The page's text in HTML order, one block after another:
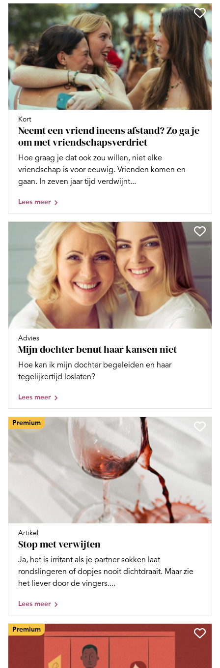
Kort
Neemt een vriend ineens afstand? Zo ga je
om met vriendschapsverdriet
Hoe graag je dat ook zou willen, niet elke
vriendschap is voor eeuwig. Vrienden komen en
gaan. In zeven jaar tijd verdwijnt...
Lees meer
Advies
Mijn dochter benut haar kansen niet
Hoe kan ik mijn dochter begeleiden en haar
tegelijkertijd loslaten?
Lees meer
Premium
Artikel
Stop met verwijten
Ja, het is irritant als je partner sokken laat
rondslingeren of dopjes nooit dichtdraait. Maar zie
het liever door de vingers....
Lees meer
Premium